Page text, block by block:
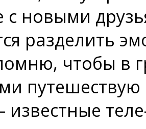
с новыми
разделить
чтобы в
известные